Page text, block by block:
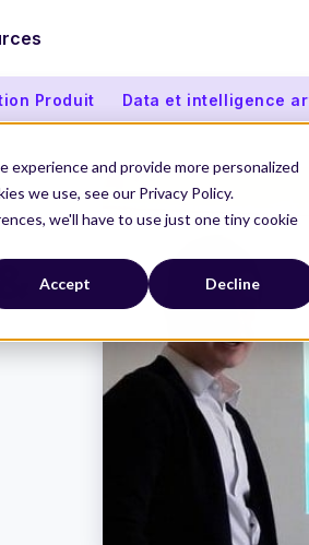
and provide more personalized
we use, see our Privacy Policy.
we'll have to use just one tiny cookie
Accept Decline
Produit Data et intelligence